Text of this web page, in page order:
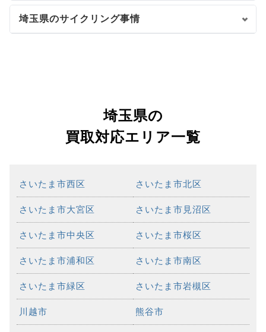
埼玉県のサイクリング事情
埼玉県の
買取対応エリア一覧
さいたま市西区 さいたま市北区
さいたま市大宮区 さいたま市見沼区
さいたま市中央区 さいたま市桜区
さいたま市浦和区 さいたま市南区
さいたま市緑区 さいたま市岩槻区
川越市 熊谷市